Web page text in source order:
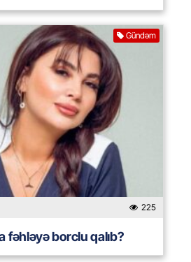
Gündəm
225
fəhləyə borclu qalıb?